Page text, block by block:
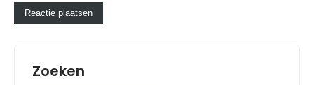
Zoeken